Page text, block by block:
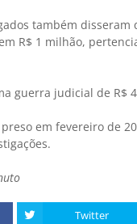
também
R$ 1 milhão,
guerra judicial de R$
em fevereiro de
Twitter